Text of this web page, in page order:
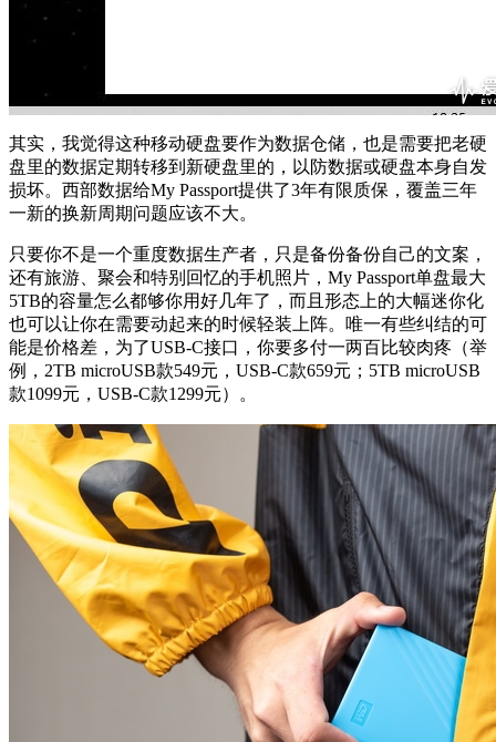
其实，我觉得这种移动硬盘要作为数据仓储，也是需要把老硬
盘里的数据定期转移到新硬盘里的，以防数据或硬盘本身自发
损坏。西部数据给My Passport提供了3年有限质保，覆盖三年
一新的换新周期问题应该不大。
只要你不是一个重度数据生产者，只是备份备份自己的文案，
还有旅游、聚会和特别回忆的手机照片，My Passport单盘最大
5TB的容量怎么都够你用好几年了，而且形态上的大幅迷你化
也可以让你在需要动起来的时候轻装上阵。唯一有些纠结的可
能是价格差，为了USB-C接口，你要多付一两百比较肉疼（举
例，2TB microUSB款549元，USB-C款659元；5TB microUSB
款1099元，USB-C款1299元）。